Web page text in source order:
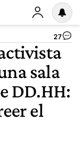
27
sala
DD.HH:
el